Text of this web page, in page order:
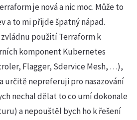
je nová a nic moc. Může to
a to mi přijde špatný nápad.
použití Terraform k
komponent Kubernetes
Flagger, Sdervice Mesh, …),
určitě nepreferuji pro nasazování
nechal dělat to co umí dokonale
a nepouštěl bych ho k řešení